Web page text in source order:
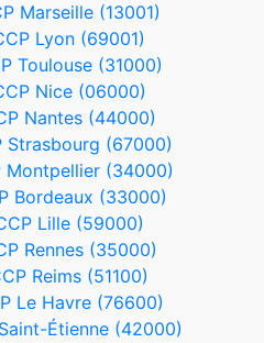
Marseille (13001)
Lyon (69001)
Toulouse (31000)
Nice (06000)
Nantes (44000)
Strasbourg (67000)
Montpellier (34000)
Bordeaux (33000)
Lille (59000)
Rennes (35000)
Reims (51100)
Le Havre (76600)
Étienne (42000)